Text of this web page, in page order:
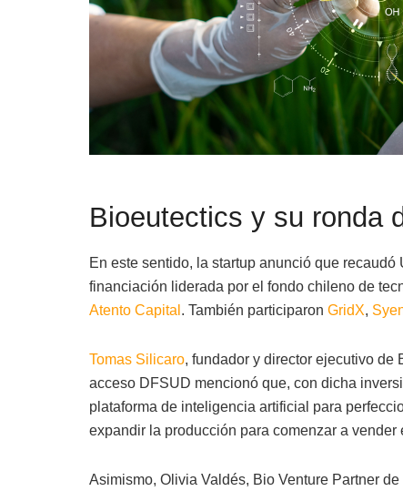
Bioeutectics y su ronda
En este sentido, la startup anunció que
financiación liderada por el fondo chileno de
Atento Capital . También participaron GridX,
Tomas Silicaro, fundador y director ejecutivo de
acceso DFSUD mencionó que, con dicha
plataforma de inteligencia artificial para
expandir la producción para comenzar a vender
Asimismo, Olivia Valdés, Bio Venture Partner